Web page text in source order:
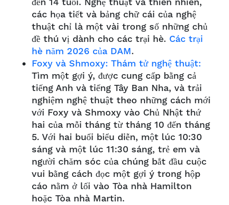
các họa tiết và bảng chữ cái của nghệ
thuật chỉ là một vài trong số những chủ
đề thú vị dành cho các trại hè. Các trại
hè năm 2026 của DAM.
Foxy và Shmoxy: Thám tử nghệ thuật:
Tìm một gợi ý, được cung cấp bằng cả
tiếng Anh và tiếng Tây Ban Nha, và trải
nghiệm nghệ thuật theo những cách mới
với Foxy và Shmoxy vào Chủ Nhật thứ
hai của mỗi tháng từ tháng 10 đến tháng
5. Với hai buổi biểu diễn, một lúc 10:30
sáng và một lúc 11:30 sáng, trẻ em và
người chăm sóc của chúng bắt đầu cuộc
vui bằng cách đọc một gợi ý trong hộp
cáo nằm ở lối vào Tòa nhà Hamilton
hoặc Tòa nhà Martin.